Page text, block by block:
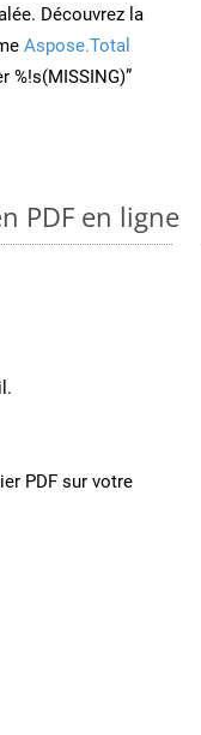
Découvrez la
Aspose.Total
%!s(MISSING)”
PDF en ligne
PDF sur votre